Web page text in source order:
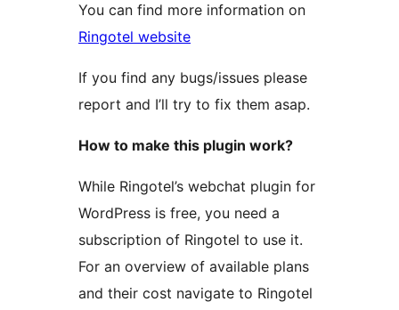
You can find more information on
Ringotel website
If you find any bugs/issues please
report and I’ll try to fix them asap.
How to make this plugin work?
While Ringotel’s webchat plugin for
WordPress is free, you need a
subscription of Ringotel to use it.
For an overview of available plans
and their cost navigate to Ringotel